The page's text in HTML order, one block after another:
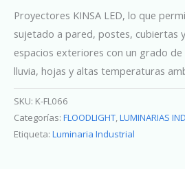
Proyectores KINSA LED, lo que
sujetado a pared, postes, cubiertas
espacios exteriores con un grado
lluvia, hojas y altas temperaturas
SKU: K-FL066
Categorías: FLOODLIGHT,LUMINARIAS
Etiqueta: Luminaria Industrial